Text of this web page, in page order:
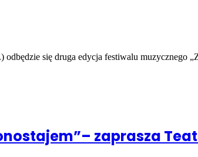
się druga edycja festiwalu muzycznego
zaprasza